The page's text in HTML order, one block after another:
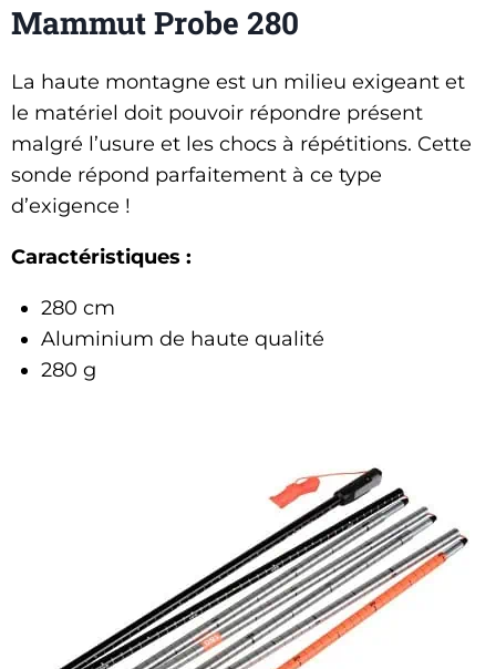
Mammut Probe 280
La haute montagne est un milieu exigeant et
le matériel doit pouvoir répondre présent
malgré l’usure et les chocs à répétitions. Cette
sonde répond parfaitement à ce type
d’exigence !
Caractéristiques :
280 cm
Aluminium de haute qualité
280 g